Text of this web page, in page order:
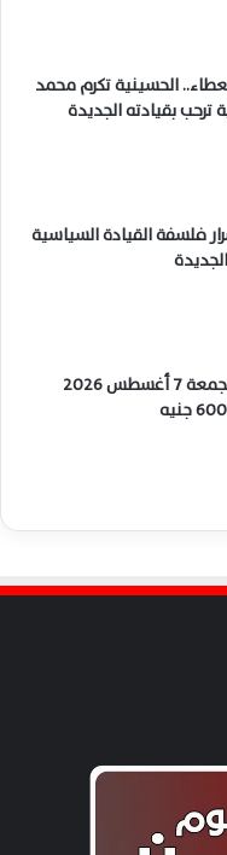
الحسينية تكرم محمد
ترحب بقيادته الجديدة
فلسفة القيادة السياسية
سعر الذهب اليوم الجمعة 7 أغسطس 2026